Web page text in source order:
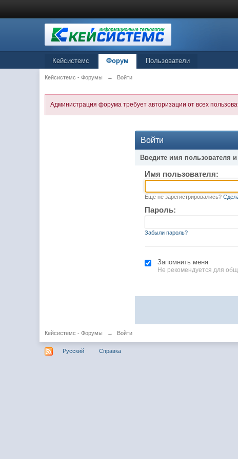
Кейсистемс Форум Пользователи
Кейсистемс - Форумы → Войти
Администрация форума требует авторизации от всех
Войти
Введите имя пользователя
Имя пользователя:
Еще не зарегистрировались?
Пароль:
Забыли пароль?
Запомнить меня
Не рекомендуется для
Кейсистемс - Форумы → Войти
Русский Справка